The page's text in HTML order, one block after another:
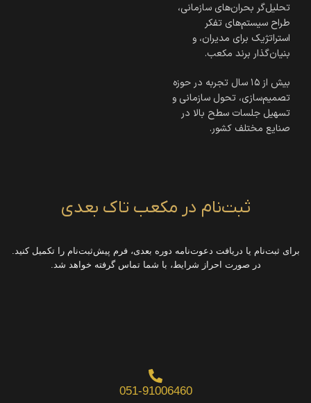
تحلیل‌گر بحران‌های سازمانی،
طراح سیستم‌های تفکر
استراتژیک برای مدیران، و
بنیان‌گذار برند مکعب.
بیش از ۱۵ سال تجربه در حوزه
تصمیم‌سازی، تحول سازمانی و
تسهیل جلسات سطح بالا در
صنایع مختلف کشور.
ثبت‌نام در مکعب تاک بعدی
برای ثبت‌نام یا دریافت دعوت‌نامه دوره بعدی، فرم پیش‌ثبت‌نام را تکمیل کنید.
در صورت احراز شرایط، با شما تماس گرفته خواهد شد.
051-91006460